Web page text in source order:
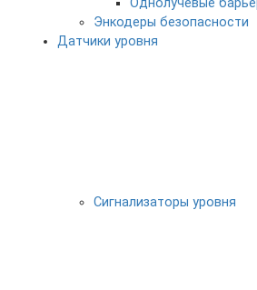
Однолучевые
Энкодеры безопасности
Датчики уровня
Сигнализаторы уровня